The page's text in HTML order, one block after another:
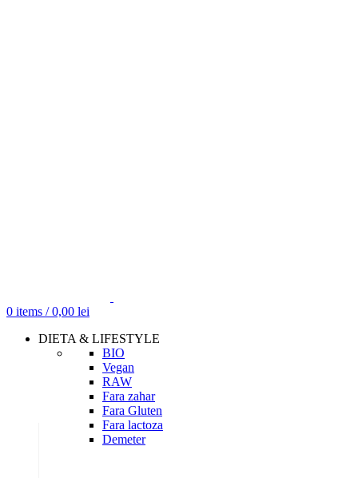
0 items / 0,00 lei
DIETA & LIFESTYLE
BIO
Vegan
RAW
Fara zahar
Fara Gluten
Fara lactoza
Demeter